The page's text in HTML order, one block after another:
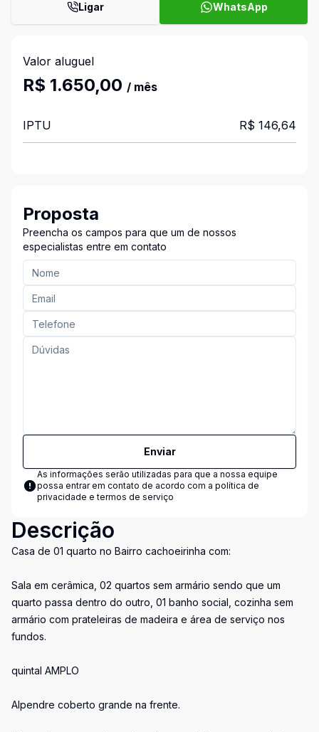
Ligar WhatsApp
Valor aluguel
R$ 1.650,00 / mês
IPTU R$ 146,64
Proposta
Preencha os campos para que um de nossos
especialistas entre em contato
Enviar
As informações serão utilizadas para que a nossa equipe
possa entrar em contato de acordo com a política de
privacidade e termos de serviço
Descrição
Casa de 01 quarto no Bairro cachoeirinha com:
Sala em cerâmica, 02 quartos sem armário sendo que um
quarto passa dentro do outro, 01 banho social, cozinha sem
armário com prateleiras de madeira e área de serviço nos
fundos.
quintal AMPLO
Alpendre coberto grande na frente.